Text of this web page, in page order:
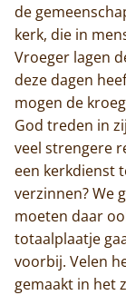
de
kerk, die in
Vroeger lagen
deze dagen
mogen de
God treden in
veel strengere
een kerkdienst
verzinnen? We
moeten daar
totaalplaatje
voorbij. Velen
gemaakt in het